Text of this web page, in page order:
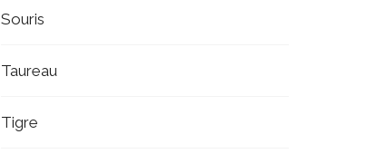
Souris
Taureau
Tigre